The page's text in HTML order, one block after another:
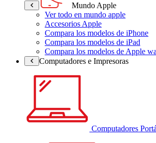
Mundo Apple
Ver todo en mundo apple
Accesorios Apple
Compara los modelos de iPhone
Compara los modelos de iPad
Compara los modelos de Apple
Computadores e Impresoras
Computadores